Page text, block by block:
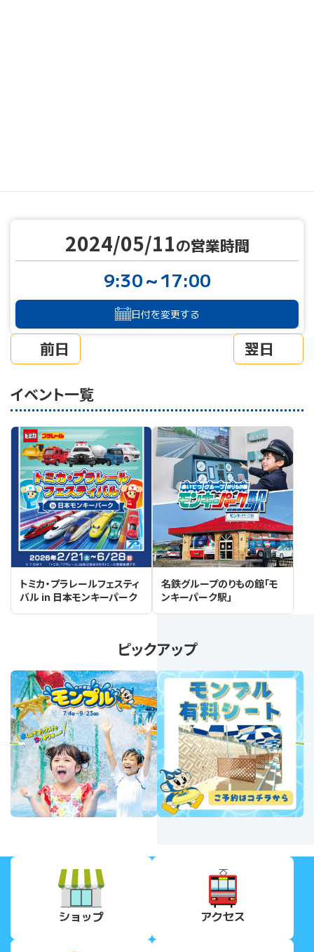
前日
2024/05/11の営業時間
9:30～17:00
日付を変更する
翌日
イベント一覧
トミカ・プラレールフェスティ
バル in 日本モンキーパーク
名鉄グループのりもの館「モ
ンキーパーク駅」
ピックアップ
Next
ショップ アクセス